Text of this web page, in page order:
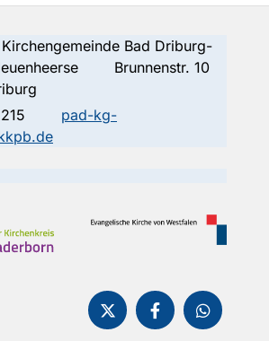
Bad Driburg-
Brunnenstr. 10
pad-kg-